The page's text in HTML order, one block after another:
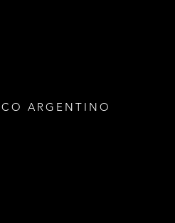
ARGENTINO